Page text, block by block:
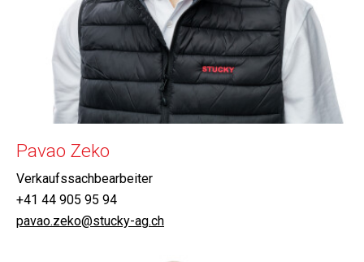
Pavao Zeko
Verkaufssachbearbeiter
+41 44 905 95 94
pavao.zeko@stucky-ag.ch